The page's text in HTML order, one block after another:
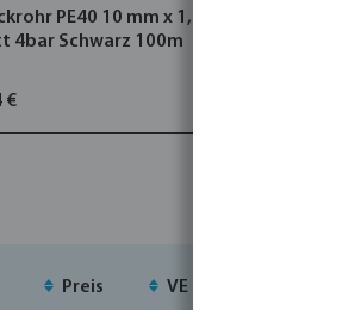
PE40 10 mm x 1,2 mm
4bar Schwarz 100m
€
Preis VE